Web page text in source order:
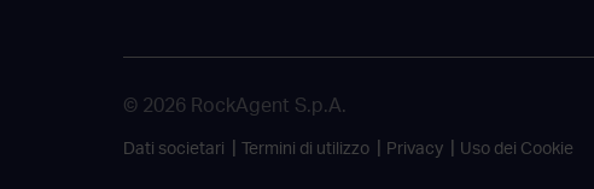
© 2026 RockAgent S.p.A.
Dati societari Termini di utilizzo Privacy Uso dei Cookie